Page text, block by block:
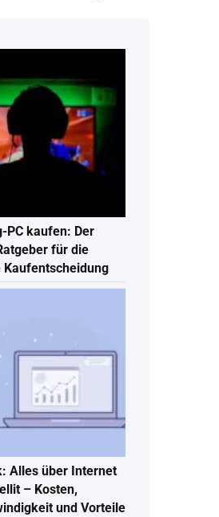
PC kaufen: Der
für die
Kaufentscheidung
Alles über Internet
– Kosten,
und Vorteile